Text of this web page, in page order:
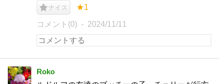
ナイス ★1
コメント(0) 2024/11/11
Roko